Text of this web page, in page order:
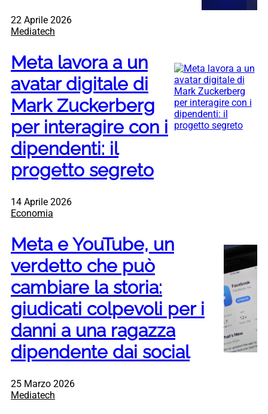
22 Aprile 2026
Mediatech
Meta lavora a un
avatar digitale di
Mark Zuckerberg
per interagire con i
dipendenti: il
progetto segreto
14 Aprile 2026
Economia
Meta e YouTube, un
verdetto che può
cambiare la storia:
giudicati colpevoli per i
danni a una ragazza
dipendente dai social
25 Marzo 2026
Mediatech